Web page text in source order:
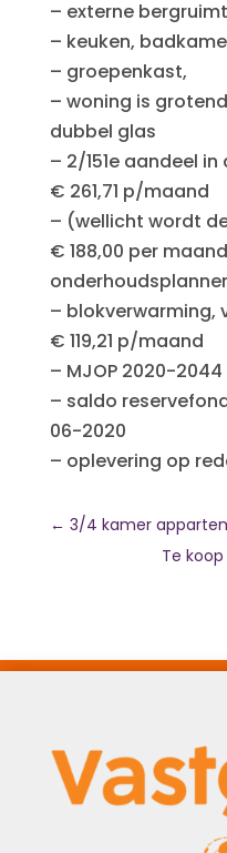
– externe
– keuken,
– groepenkast,
– woning is
dubbel glas
– 2/151e aandeel
€ 261,71 p/maand
– (wellicht wordt
€ 188,00 per
–
€ 119,21 p/maand
– MJOP 2020-
– saldo
06-2020
– oplevering op
← 3/4 kamer
Te